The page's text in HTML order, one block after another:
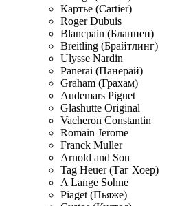
Картье (Cartier)
Roger Dubuis
Blancpain (Бланпен)
Breitling (Брайтлинг)
Ulysse Nardin
Panerai (Панерай)
Graham (Грахам)
Audemars Piguet
Glashutte Original
Vacheron Constantin
Romain Jerome
Franck Muller
Arnold and Son
Tag Heuer (Таг Хоер)
A Lange Sohne
Piaget (Пьяже)